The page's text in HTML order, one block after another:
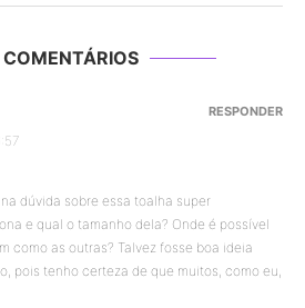
dúvida sobre essa toalha super
e qual o tamanho dela? Onde é possível
como as outras? Talvez fosse boa ideia
pois tenho certeza de que muitos, como eu,
RESPONDER